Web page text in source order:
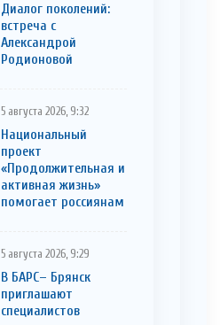
Диалог поколений:
встреча с
Александрой
Родионовой
5 августа 2026, 9:32
Национальный
проект
«Продолжительная и
активная жизнь»
помогает россиянам
5 августа 2026, 9:29
В БАРС– Брянcк
приглaшают
cпециaлистoв